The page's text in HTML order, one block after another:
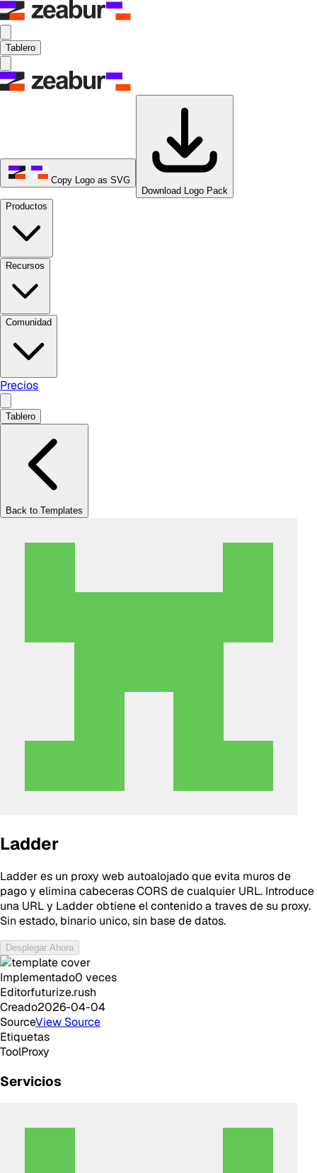
Tablero
Copy Logo as SVG
Download Logo Pack
Productos
Recursos
Comunidad
Precios
Tablero
Back to Templates
Ladder
Ladder es un proxy web autoalojado que evita muros de
pago y elimina cabeceras CORS de cualquier URL. Introduce
una URL y Ladder obtiene el contenido a traves de su proxy.
Sin estado, binario unico, sin base de datos.
Desplegar Ahora
Implementado0 veces
Editorfuturize.rush
Creado2026-04-04
SourceView Source
Etiquetas
ToolProxy
Servicios